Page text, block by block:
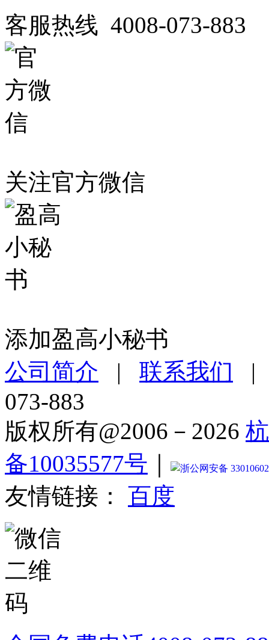
客服热线 4008-073-883
关注官方微信
添加盈高小秘书
公司简介 | 联系我们
073-883
版权所有@2006－2026
备10035577号
浙公网安备
友情链接： 百度